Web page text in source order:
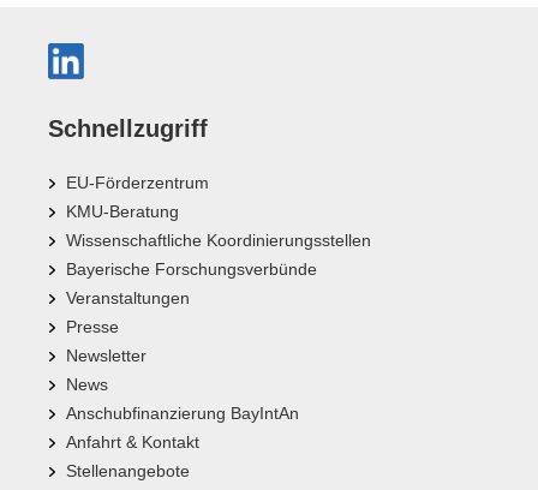
Schnellzugriff
EU-Förderzentrum
KMU-Beratung
Wissenschaftliche Koordinierungsstellen
Bayerische Forschungsverbünde
Veranstaltungen
Presse
Newsletter
News
Anschubfinanzierung BayIntAn
Anfahrt & Kontakt
Stellenangebote